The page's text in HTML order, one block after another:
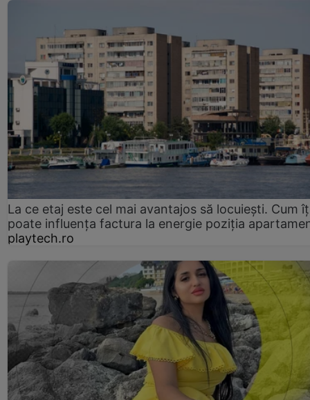
La ce etaj este cel mai avantajos să locuiești. Cum
poate influența factura la energie poziția
playtech.ro